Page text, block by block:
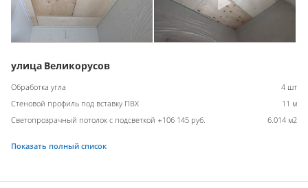
улица Великорусов
Обработка угла
4 шт
Стеновой профиль под вставку ПВХ
11 м
Светопрозрачный потолок с подсветкой +106 145 руб.
6.014 м2
Показать полный список